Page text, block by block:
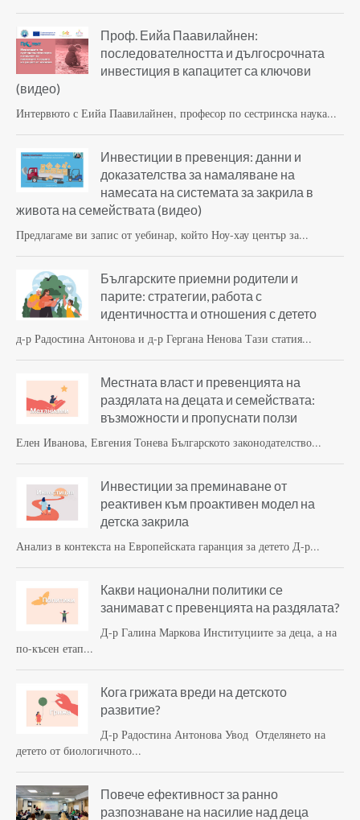
Проф. Еийа Паавилайнен:
последователността и дългосрочната
инвестиция в капацитет са ключови
(видео)
Интервюто с Еийа Паавилайнен, професор по сестринска наука...
Инвестиции в превенция: данни и
доказателства за намаляване на
намесата на системата за закрила в
живота на семействата (видео)
Предлагаме ви запис от уебинар, който Ноу-хау център за...
Българските приемни родители и
парите: стратегии, работа с
идентичността и отношения с детето
д-р Радостина Антонова и д-р Гергана Ненова Тази статия...
Местната власт и превенцията на
раздялата на децата и семействата:
възможности и пропуснати ползи
Елен Иванова, Евгения Тонева Българското законодателство...
Инвестиции за преминаване от
реактивен към проактивен модел на
детска закрила
Анализ в контекста на Европейската гаранция за детето Д-р...
Какви национални политики се
занимават с превенцията на раздялата?
Д-р Галина Маркова Институциите за деца, а на
по-късен етап...
Кога грижата вреди на детското
развитие?
Д-р Радостина Антонова Увод Отделянето на
детето от биологичното...
Повече ефективност за ранно
разпознаване на насилие над деца